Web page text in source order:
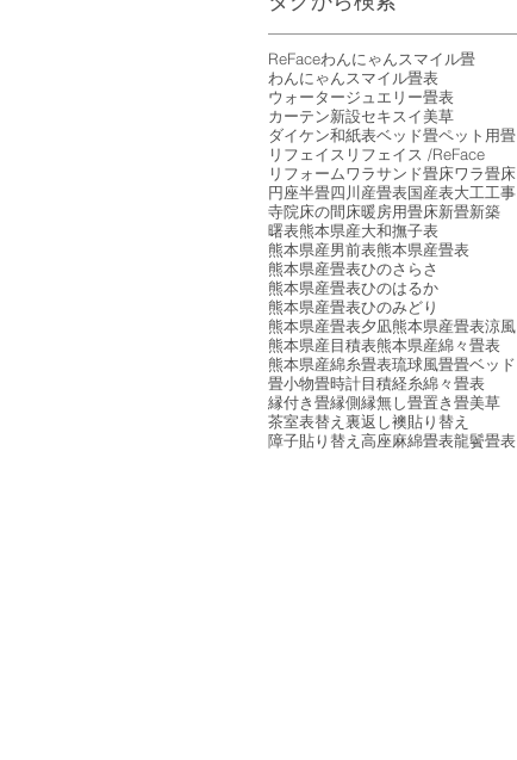
ReFaceわんにゃんスマイル畳
わんにゃんスマイル畳表
ウォータージュエリー畳表
カーテン新設セキスイ美草
ダイケン和紙表ベッド畳ペット用畳
リフェイス リフェイス /ReFace
リフォームワラサンド畳床ワラ畳床
円座半畳四川産畳表国産表大工工事
寺院床の間床暖房用畳床新畳新築
曙表熊本県産大和撫子表
熊本県産男前表熊本県産畳表
熊本県産畳表ひのさらさ
熊本県産畳表ひのはるか
熊本県産畳表ひのみどり
熊本県産畳表夕凪熊本県産畳表涼風
熊本県産目積表熊本県産綿々畳表
熊本県産綿糸畳表琉球風畳畳ベッド
畳小物畳時計目積経糸綿々畳表
縁付き畳縁側縁無し畳置き畳美草
茶室表替え 裏返し襖貼り替え
障子貼り替え 高座麻綿畳表龍鬢畳表